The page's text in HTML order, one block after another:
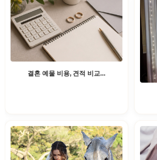
결혼 예물 비용, 견적 비교...